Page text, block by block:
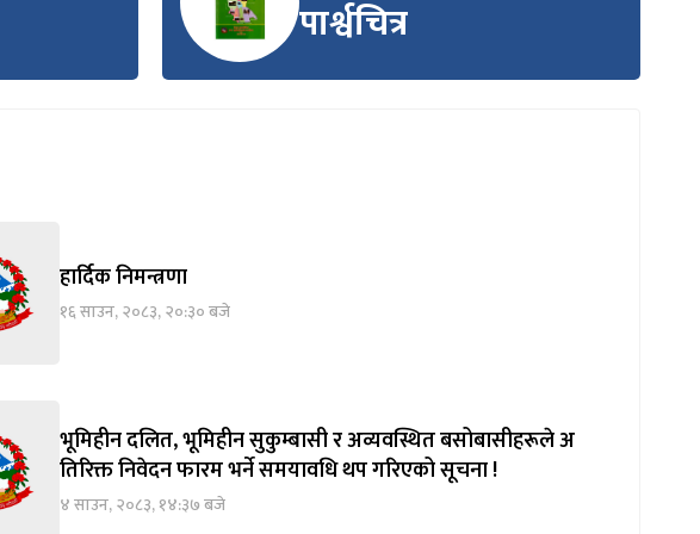
पार्श्वचित्र
हार्दिक निमन्त्रणा
१६ साउन, २०८३, २०:३० बजे
भूमिहीन दलित, भूमिहीन सुकुम्बासी र अव्यवस्थित बसोबासीहरूले अ
तिरिक्त निवेदन फारम भर्ने समयावधि थप गरिएको सूचना !
४ साउन, २०८३, १४:३७ बजे